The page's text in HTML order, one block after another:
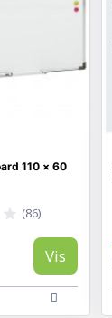
110 × 60
(86)
Vis